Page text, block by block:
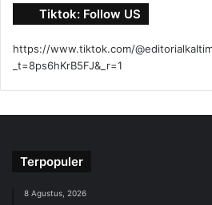
Tiktok: Follow US
https://www.tiktok.com/
_t=8ps6hKrB5FJ&_r=1
Terpopuler
8 Agustus, 2026